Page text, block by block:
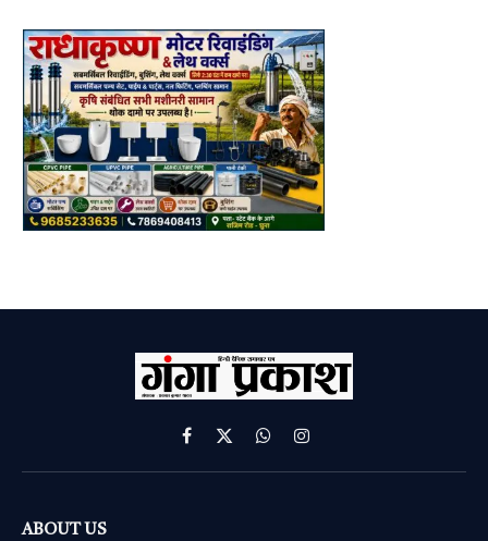
Facebook
X
(Twitter)
WhatsAppInstagram
ABOUT US